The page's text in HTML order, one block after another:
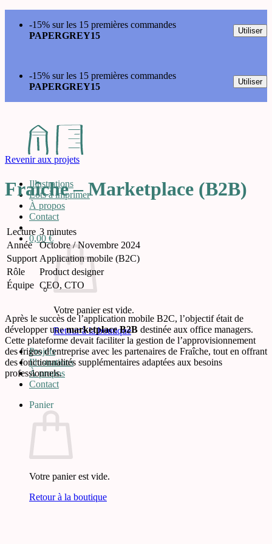
contenu
-15% sur les 15 premières commandes
PAPERGREY15
Utiliser
-15% sur les 15 premières commandes
PAPERGREY15
Utiliser
Illustrations
Lots à imprimer
À propos
Contact
0,00€
Votre panier est vide.
Retour à la boutique
Projets
Illustrations
À propos
Contact
Panier
Votre panier est vide.
Retour à la boutique
Revenir aux projets
Fraîche – Marketplace (B2B)
Lecture 3 minutes
Année
Octobre / Novembre 2024
Support Application mobile (B2C)
Rôle
Product designer
Équipe CEO, CTO
Après le succès de l’application mobile B2C, l’objectif était de
développer unemarketplace B2B destinée aux office managers.
Cette plateforme devait faciliter la gestion de l’approvisionnement
des frigos d’entreprise avec les partenaires de Fraîche, tout en offrant
des fonctionnalités supplémentaires adaptées aux besoins
professionnels.